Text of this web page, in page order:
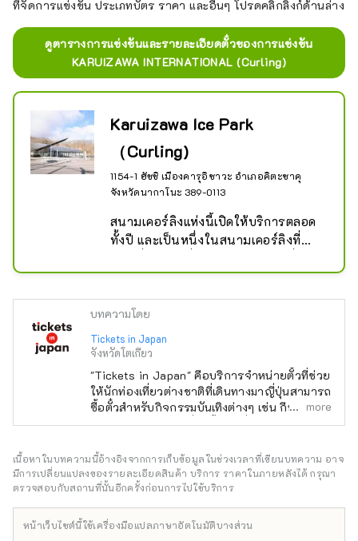
ที่จัดการแข่งขัน ประเภทบัตร ราคา และอื่นๆ โปรดคลิกลิงก์ด้านล่าง
ดูตารางการแข่งขันและรายละเอียดตั๋วของการแข่งขัน
KARUIZAWA INTERNATIONAL (Curling)
Karuizawa Ice Park
（Curling)
1154-1 ฮัชชิ เมืองคารุอิซาวะ อำเภอคิตะซาคุ
จังหวัดนากาโนะ 389-0113
สนามเคอร์ลิงแห่งนี้เปิดให้บริการตลอด
ทั้งปี และเป็นหนึ่งในสนามเคอร์ลิงที่
จัดการแข่งขันระดับประเทศและระดับ
นานาชาติที่สำคัญ
ที่นี่มีคลาสเรียนทดลองสำหรับผู้เริ่มต้น
ดังนั้นแม้แต่ผู้ที่ไม่มีประสบการณ์ก็
สามารถสนุกได้
นอกจากนี้ สนามเคอร์ลิงยังมี "ห้องฟุเร
ไอ" ที่คุณสามารถพักผ่อน รับประทาน
อาหารและเครื่องดื่มได้ รวมถึงห้อง
ประชุมสำหรับจัดการประชุมด้วย
บทความโดย
Tickets in Japan
จังหวัดโตเกียว
"Tickets in Japan" คือบริการจำหน่ายตั๋วที่ช่วย
ให้นักท่องเที่ยวต่างชาติที่เดินทางมาญี่ปุ่นสามารถ
ซื้อตั๋วสำหรับกิจกรรมบันเทิงต่างๆ เช่น กีฬา
คอนเสิร์ต และละครที่จัดขึ้นในญี่ปุ่นได้
more
เนื้อหาในบทความนี้อ้างอิงจากการเก็บข้อมูลในช่วงเวลาที่เขียนบทความ อาจ
มีการเปลี่ยนแปลงของรายละเอียดสินค้า บริการ ราคาในภายหลังได้ กรุณา
ตรวจสอบกับสถานที่นั้นอีกครั้งก่อนการไปใช้บริการ
หน้าเว็บไซต์นี้ใช้เครื่องมือแปลภาษาอัตโนมัติบางส่วน